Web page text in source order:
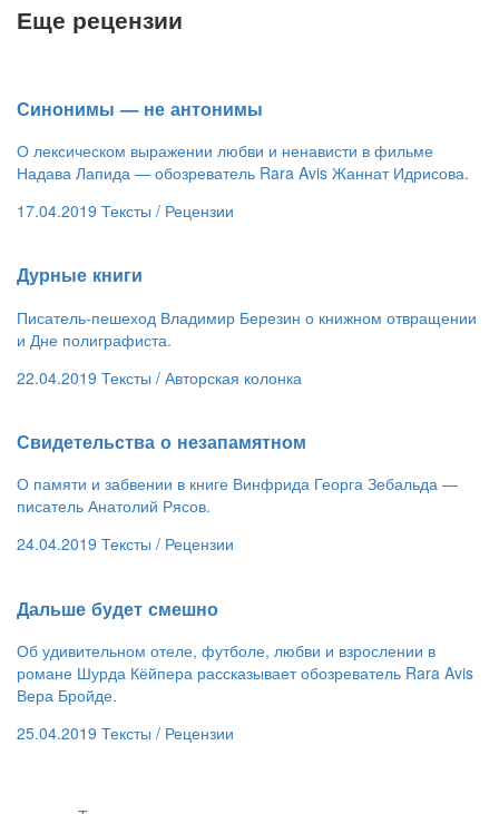
Еще рецензии
​Синонимы — не антонимы
О лексическом выражении любви и ненависти в фильме
Надава Лапида — обозреватель Rara Avis Жаннат Идрисова.
17.04.2019 Тексты / Рецензии
​Дурные книги
Писатель-пешеход Владимир Березин о книжном отвращении
и Дне полиграфиста.
22.04.2019 Тексты / Авторская колонка
Свидетельства о незапамятном
О памяти и забвении в книге Винфрида Георга Зебальда —
писатель Анатолий Рясов.
24.04.2019 Тексты / Рецензии
​Дальше будет смешно
Об удивительном отеле, футболе, любви и взрослении в
романе Шурда Кёйпера рассказывает обозреватель Rara Avis
Вера Бройде.
25.04.2019 Тексты / Рецензии